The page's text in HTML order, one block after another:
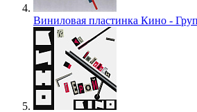
Виниловая пластинка Кино -